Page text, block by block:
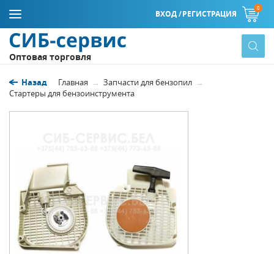
ВХОД /РЕГИСТРАЦИЯ
0
Оптовая торговля
Назад Главная
Запчасти для бензопил
Стартеры для бензоинструмента